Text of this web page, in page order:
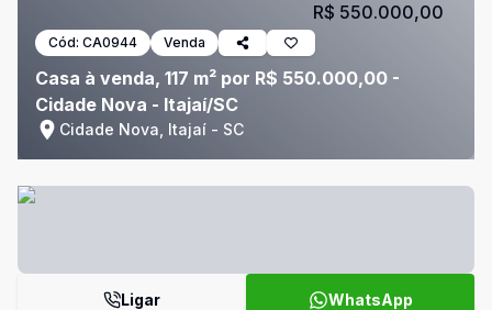
Cód: CA0944 Venda
Casa à venda, 117 m² por R$ 550.000,00 -
Cidade Nova - Itajaí/SC
Cidade Nova, Itajaí - SC
R$ 550.000,00
Ligar WhatsApp